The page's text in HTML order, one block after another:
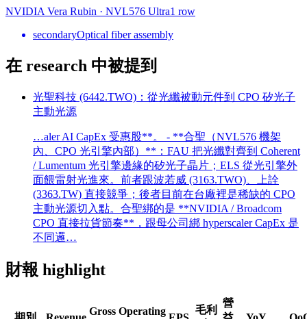
NVIDIA Vera Rubin · NVL576 Ultra1 row
secondaryOptical fiber assembly
在 research 中被提到
光聖科技 (6442.TWO)：從光纖被動元件到 CPO 矽光子
主動光源
…aler AI CapEx 受惠股**。 - **合聖（NVL576 機架
內、CPO 光引擎內部）**：FAU 把光纖對齊到 Coherent
/ Lumentum 光引擎邊緣的矽光子晶片；ELS 從光引擎外
面餵雷射光進來。前者跟波若威 (3163.TWO)、上詮
(3363.TW) 直接競爭；後者目前在台廠裡是稀缺的 CPO
主動光源切入點。合聖綁的是 **NVIDIA / Broadcom
CPO 直接拉貨節奏**，跟母公司綁 hyperscaler CapEx 是
不同邏…
財報 highlight
Gross Operating
毛利
營